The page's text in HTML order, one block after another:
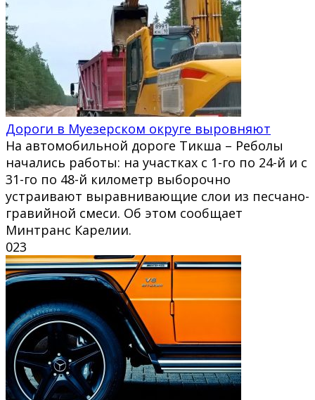
Дороги в Муезерском округе выровняют
На автомобильной дороге Тикша – Реболы
начались работы: на участках с 1-го по 24-й и с
31-го по 48-й километр выборочно
устраивают выравнивающие слои из песчано-
гравийной смеси. Об этом сообщает
Минтранс Карелии.
023